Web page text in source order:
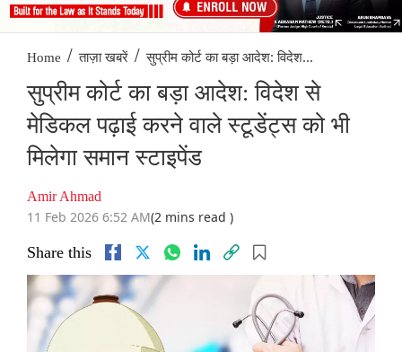
Home / ताज़ा खबरें / सुप्रीम कोर्ट का बड़ा आदेश: विदेश...
सुप्रीम कोर्ट का बड़ा आदेश: विदेश से
मेडिकल पढ़ाई करने वाले स्टूडेंट्स को भी
मिलेगा समान स्टाइपेंड
Amir Ahmad
11 Feb 2026 6:52 AM(2 mins read )
Share this